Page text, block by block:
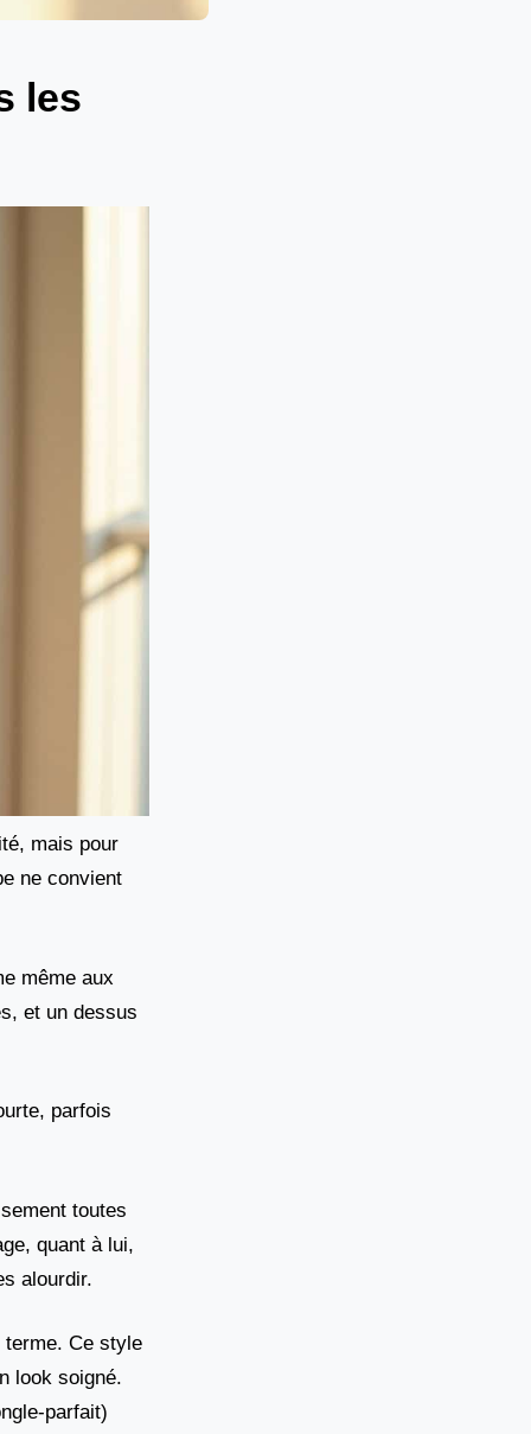
les
mais pour
ne convient
même aux
et un dessus
parfois
toutes
quant à lui,
alourdir.
terme. Ce style
look soigné.
parfait)